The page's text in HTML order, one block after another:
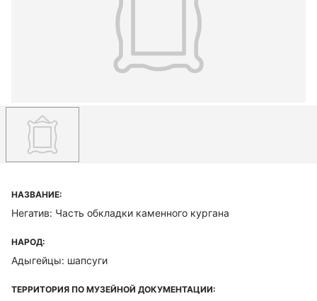
НАЗВАНИЕ:
Негатив: Часть обкладки каменного кургана
НАРОД:
Адыгейцы: шапсуги
ТЕРРИТОРИЯ ПО МУЗЕЙНОЙ ДОКУМЕНТАЦИИ: